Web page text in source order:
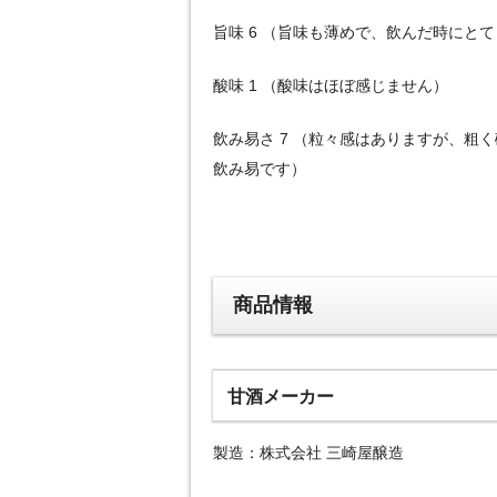
旨味 6 （旨味も薄めで、飲んだ時にと
酸味 1 （酸味はほぼ感じません）
飲み易さ 7 （粒々感はありますが、粗
飲み易です）
商品情報
甘酒メーカー
製造：株式会社 三崎屋醸造